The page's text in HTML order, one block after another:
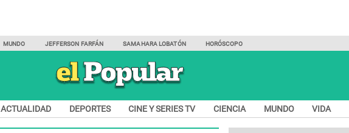
MUNDO JEFFERSON FARFÁN SAMAHARA LOBATÓN HORÓSCOPO
ACTUALIDAD DEPORTES CINE Y SERIES TV CIENCIA MUNDO VIDA